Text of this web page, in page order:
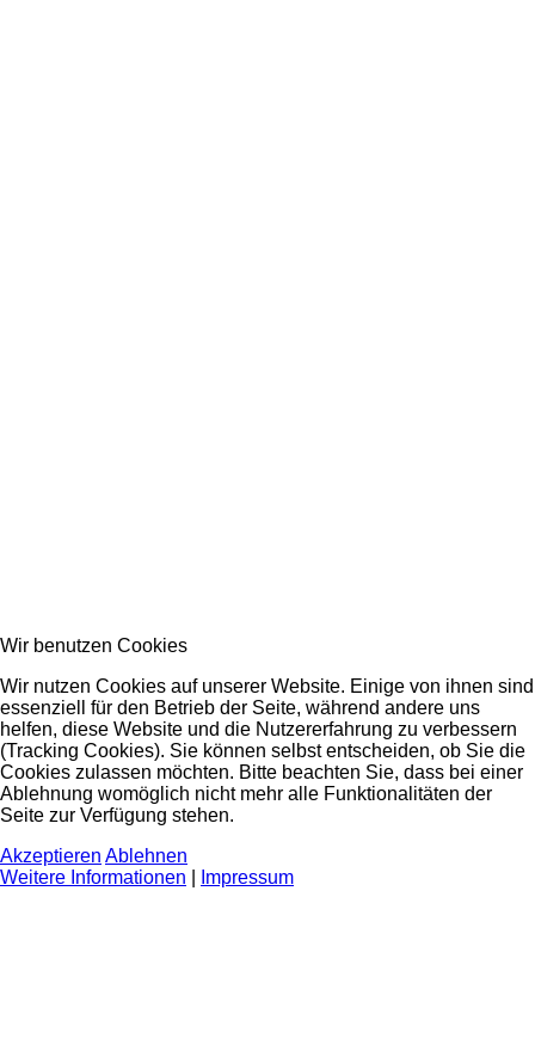
Wir benutzen Cookies
Wir nutzen Cookies auf unserer Website. Einige von ihnen sind
essenziell für den Betrieb der Seite, während andere uns
helfen, diese Website und die Nutzererfahrung zu verbessern
(Tracking Cookies). Sie können selbst entscheiden, ob Sie die
Cookies zulassen möchten. Bitte beachten Sie, dass bei einer
Ablehnung womöglich nicht mehr alle Funktionalitäten der
Seite zur Verfügung stehen.
Akzeptieren Ablehnen
Weitere Informationen
Impressum